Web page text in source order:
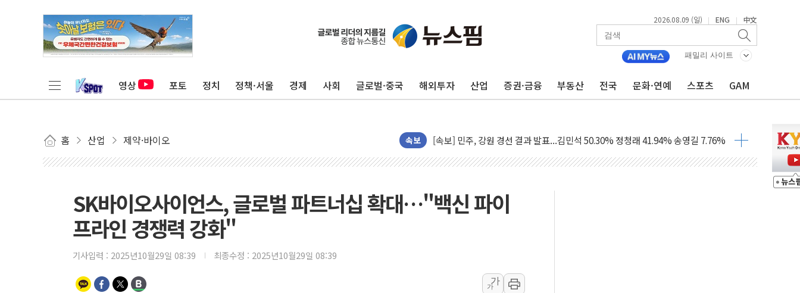
2026.08.09 (일) | ENG | 中文
패밀리 사이트
영상 포토 정치 정책·서울 경제 사회 글로벌·중국 해외투자 산업 증권·금융 부동산 전국 문화·연예 스포츠 GAM
홈 산업 제약·바이오 속보
인천서 말다툼 중 어머니 살해 10대 구속…범행 후 반려견도 죽여
[속보] 민주, 강원·대구·경북 경선 결과...김민석 48.54% 정청래 44.40%
[속보] 민주, 경북 경선 결과 발표...김민석 47.37% 정청래 45.71% 송영길 6.92%
[속보] 민주, 강원 경선 결과 발표...김민석 50.30% 정청래 41.94% 송영길 7.76%
정재헌 CEO, SKT 장기고객 400명 맞이…"마음 잇는 시간 되길"
하나금융, 명동 소상공인에 '행복상자' 전달
인천시 광복절 현수막 '태극기 거꾸로' 논란…이틀만에 철거
'호우·산사태 주의보' 울진 시간당 30mm 강한 비...호우 피해 없어
SK바이오사이언스, 글로벌 파트너십 확대…"백신 파이
프라인 경쟁력 강화"
기사입력 : 2025년10월29일 08:39 최종수정 : 2025년10월29일 08:39
가
가